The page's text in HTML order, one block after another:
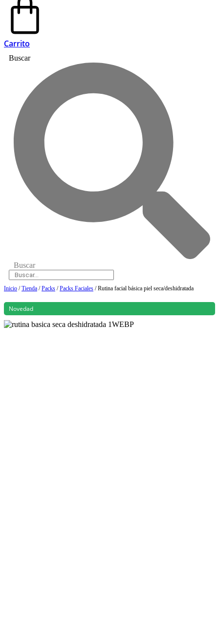
Carrito
Buscar
Buscar
Inicio /Tienda /Packs /Packs Faciales / Rutina facial básica piel seca/deshidratada
Novedad